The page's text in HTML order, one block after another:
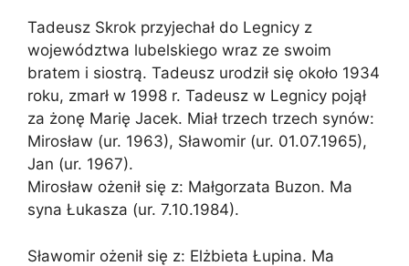
Tadeusz Skrok przyjechał do Legnicy z
województwa lubelskiego wraz ze swoim
bratem i siostrą. Tadeusz urodził się około 1934
roku, zmarł w 1998 r. Tadeusz w Legnicy pojął
za żonę Marię Jacek. Miał trzech trzech synów:
Mirosław (ur. 1963), Sławomir (ur. 01.07.1965),
Jan (ur. 1967).
Mirosław ożenił się z: Małgorzata Buzon. Ma
syna Łukasza (ur. 7.10.1984).
Sławomir ożenił się z: Elżbieta Łupina. Ma